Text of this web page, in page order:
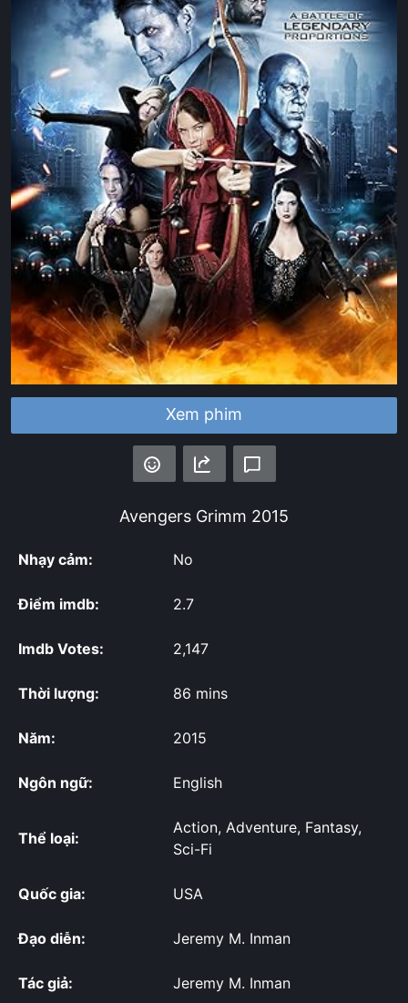
Xem phim
Avengers Grimm 2015
Nhạy cảm: No
Điểm imdb: 2.7
Imdb Votes: 2,147
Thời lượng: 86 mins
Năm: 2015
Ngôn ngữ: English
Thể loại:
Action, Adventure, Fantasy,
Sci-Fi
Quốc gia: USA
Đạo diễn: Jeremy M. Inman
Tác giả: Jeremy M. Inman